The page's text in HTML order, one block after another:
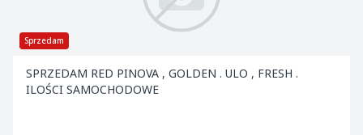
Sprzedam
SPRZEDAM RED PINOVA , GOLDEN . ULO , FRESH .
ILOŚCI SAMOCHODOWE